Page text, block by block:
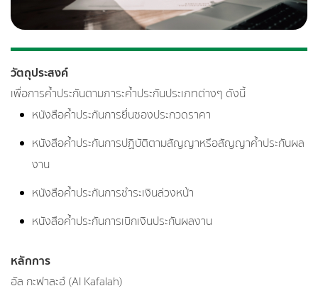
วัตถุประสงค์
เพื่อการค้ำประกันตามภาระค้ำประกันประเภทต่างๆ ดังนี้
หนังสือค้ำประกันการยื่นซองประกวดราคา
หนังสือค้ำประกันการปฏิบัติตามสัญญาหรือสัญญาค้ำประกันผล
งาน
หนังสือค้ำประกันการชำระเงินล่วงหน้า
หนังสือค้ำประกันการเบิกเงินประกันผลงาน
หลักการ
อัล กะฟาละฮ์ (Al Kafalah)